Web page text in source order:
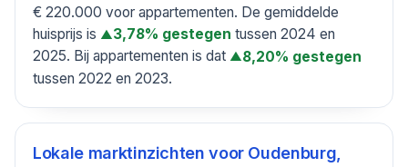
€ 220.000 voor appartementen. De gemiddelde
huisprijs is ▲3,78% gestegen tussen 2024 en
2025. Bij appartementen is dat ▲8,20% gestegen
tussen 2022 en 2023.
Lokale marktinzichten voor Oudenburg,